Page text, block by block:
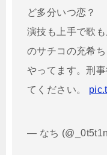
ど多分いつ恋？
演技も上手で歌
のサチコの充希
やってます。刑
てください。
— なち